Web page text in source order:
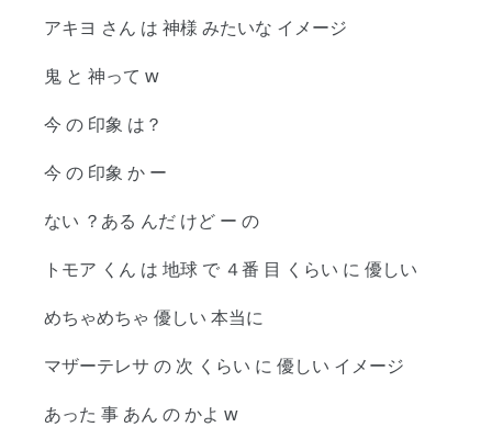
アキヨ さん は 神様 みたいな イメージ
鬼 と 神って w
今 の 印象 は？
今 の 印象 か ー
ない ？ある んだ けど ー の
トモア くん は 地球 で ４番 目 くらい に 優しい
めちゃめちゃ 優しい 本当に
マザーテレサ の 次 くらい に 優しい イメージ
あった 事 あん の かよ w